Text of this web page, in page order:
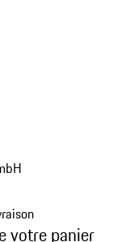
votre panier